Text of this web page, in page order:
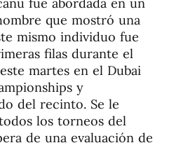
fue abordada en un
que mostró una
mismo individuo fue
filas durante el
martes en el Dubai
y
del recinto. Se le
los torneos del
de una evaluación de